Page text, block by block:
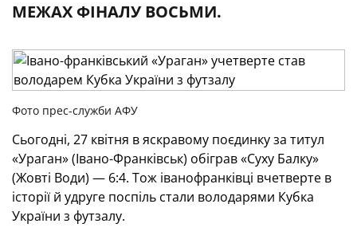
МЕЖАХ ФІНАЛУ ВОСЬМИ.
Фото прес-служби АФУ
Сьогодні, 27 квітня в яскравому поєдинку за титул
«Ураган» (Івано-Франківськ) обіграв «Суху Балку»
(Жовті Води) — 6:4. Тож іванофранківці вчетверте в
історії й удруге поспіль стали володарями Кубка
України з футзалу.